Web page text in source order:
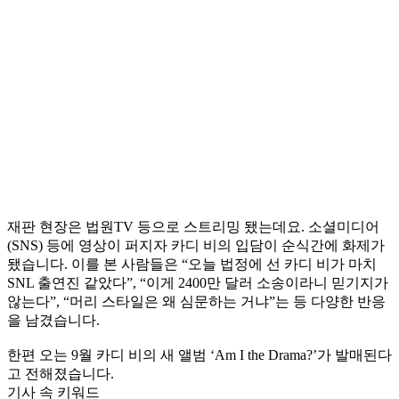
재판 현장은 법원TV 등으로 스트리밍 됐는데요. 소셜미디어
(SNS) 등에 영상이 퍼지자 카디 비의 입담이 순식간에 화제가
됐습니다. 이를 본 사람들은 “오늘 법정에 선 카디 비가 마치
SNL 출연진 같았다”, “이게 2400만 달러 소송이라니 믿기지가
않는다”, “머리 스타일은 왜 심문하는 거냐”는 등 다양한 반응
을 남겼습니다.
한편 오는 9월 카디 비의 새 앨범 ‘Am I the Drama?’가 발매된다
고 전해졌습니다.
기사 속 키워드